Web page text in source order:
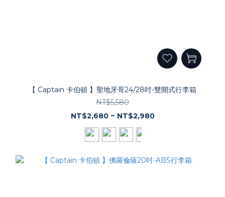
【 Captain 卡伯頓 】聖地牙哥24/28吋-雙開式行李箱
NT$5,580
NT$2,680 ~ NT$2,980